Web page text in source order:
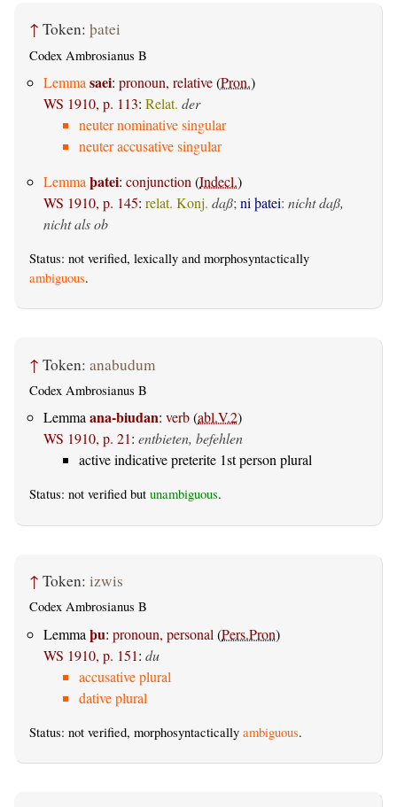
↑ Token: þatei
Codex Ambrosianus B
Lemma saei: pronoun, relative(Pron.)
WS 1910, p. 113: Relat. der
neuter nominative singular
neuter accusative singular
Lemma þatei: conjunction (Indecl.)
WS 1910, p. 145: relat. Konj. daß; ni þatei: nicht daß,
nicht als ob
Status: not verified, lexically and morphosyntactically
ambiguous.
↑ Token: anabudum
Codex Ambrosianus B
Lemmaana-biudan: verb(abl.V.2)
WS 1910, p. 21: entbieten, befehlen
active indicative preterite 1st person plural
Status: not verified but unambiguous.
↑ Token: izwis
Codex Ambrosianus B
Lemma þu: pronoun, personal (Pers.Pron)
WS 1910, p. 151: du
accusative plural
dative plural
Status: not verified, morphosyntactically ambiguous.